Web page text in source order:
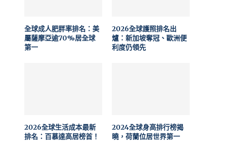
全球成人肥胖率排名：美
屬薩摩亞逾70%居全球
第一
2026全球護照排名出
爐：新加坡奪冠、歐洲便
利度仍領先
2026全球生活成本最新
排名：百慕達高居榜首！
2024全球身高排行榜揭
曉，荷蘭位居世界第一